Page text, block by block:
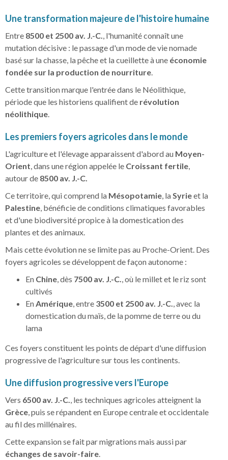
Une transformation majeure de l'histoire humaine
Entre 8500 et 2500 av. J.-C., l'humanité connaît une
mutation décisive : le passage d'un mode de vie nomade
basé sur la chasse, la pêche et la cueillette à une économie
fondée sur la production de nourriture.
Cette transition marque l'entrée dans le Néolithique,
période que les historiens qualifient de révolution
néolithique.
Les premiers foyers agricoles dans le monde
L'agriculture et l'élevage apparaissent d'abord au Moyen-
Orient, dans une région appelée le Croissant fertile,
autour de 8500 av. J.-C.
Ce territoire, qui comprend la Mésopotamie, laSyrieet la
Palestine, bénéficie de conditions climatiques favorables
et d'une biodiversité propice à la domestication des
plantes et des animaux.
Mais cette évolution ne se limite pas au Proche-Orient. Des
foyers agricoles se développent de façon autonome :
En Chine, dès 7500 av. J.-C., où le millet et le riz sont
cultivés
EnAmérique, entre 3500 et 2500 av. J.-C., avec la
domestication du maïs, de la pomme de terre ou du
lama
Ces foyers constituent les points de départ d'une diffusion
progressive de l'agriculture sur tous les continents.
Une diffusion progressive vers l'Europe
Vers 6500 av. J.-C., les techniques agricoles atteignent la
Grèce, puis se répandent en Europe centrale et occidentale
au fil des millénaires.
Cette expansion se fait par migrations mais aussi par
échanges de savoir-faire.